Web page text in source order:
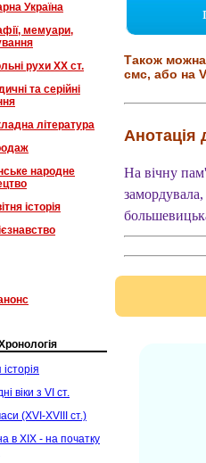
Україна
мемуари,
рухи XX ст.
та серійні
література
народне
історія
віки з VI ст.
(XVI-XVIII ст.)
в XIX - на початку
Також можна
смс, або на
Анотація
На вічну